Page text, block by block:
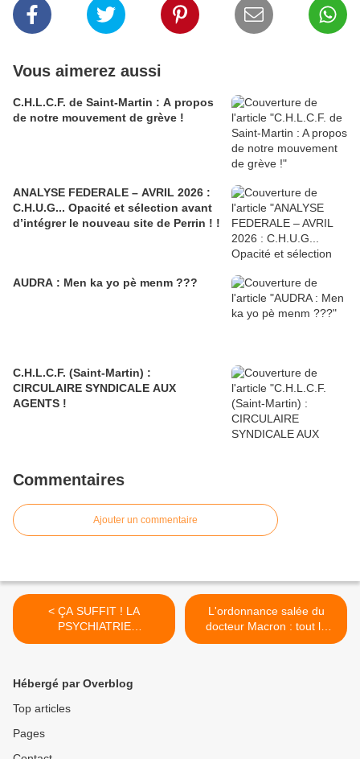
Vous aimerez aussi
C.H.L.C.F. de Saint-Martin : A propos
de notre mouvement de grève !
ANALYSE FEDERALE – AVRIL 2026 :
C.H.U.G... Opacité et sélection avant
d’intégrer le nouveau site de Perrin ! !
AUDRA : Men ka yo pè menm ???
C.H.L.C.F. (Saint-Martin) :
CIRCULAIRE SYNDICALE AUX
AGENTS !
Commentaires
Ajouter un commentaire
< ÇA SUFFIT ! LA
PSYCHIATRIE
GUADELOUPEENNE EST
L'ordonnance salée du
docteur Macron : tout le
pouvoir au patronat ! >
Hébergé par Overblog
Top articles
Pages